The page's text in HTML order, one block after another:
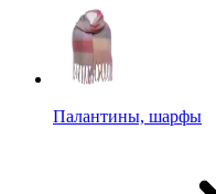
Палантины, шарфы